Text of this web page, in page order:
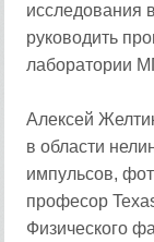
исследования
руководить
лаборатории
Алексей
в области
импульсов,
професор
Физического